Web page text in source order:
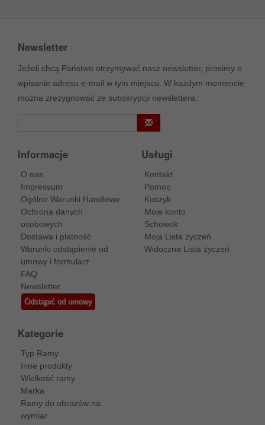
Newsletter
Jeżeli chcą Państwo otrzymywać nasz newsletter, prosimy o
wpisanie adresu e-mail w tym miejscu. W każdym momencie
można zrezygnować ze subskrypcji newslettera.
Informacje
O nas
Impressum
Ogólne Warunki Handlowe
Ochrona danych
osobowych
Dostawa i platność
Warunki odstąpienie od
umowy i formularz
FAQ
Newsletter
Odstąpić od umowy
Usługi
Kontakt
Pomoc
Koszyk
Moje konto
Schowek
Moja Lista życzeń
Widoczna Lista życzeń
Kategorie
Typ Ramy
Inne produkty
Wielkość ramy
Marka
Ramy do obrazów na
wymiar